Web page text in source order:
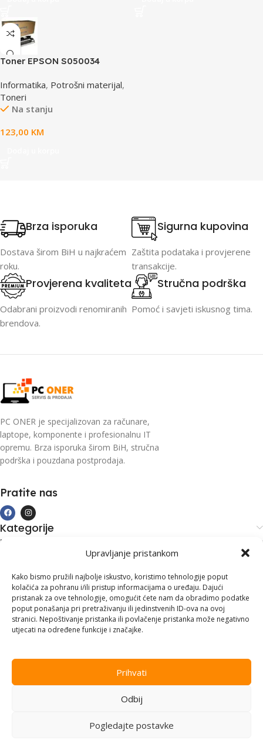
Upravljanje pristankom
Kako bismo pružili najbolje iskustvo, koristimo tehnologije poput
kolačića za pohranu i/ili pristup informacijama o uređaju. Dajući
pristanak za ove tehnologije, omogućit ćete nam da obradimo podatke
poput ponašanja pri pretraživanju ili jedinstvenih ID-ova na ovoj
stranici. Nepoštivanje pristanka ili povlačenje pristanka može negativno
utjecati na određene funkcije i značajke.
Prihvati
Odbij
Pogledajte postavke
Toner EPSON S050034
Informatika, Potrošni materijal,
Toneri
Na stanju
123,00 KM
Brza isporuka
Dostava širom BiH u najkraćem
roku.
Sigurna kupovina
Zaštita podataka i provjerene
transakcije.
Provjerena kvaliteta
Odabrani proizvodi renomiranih
brendova.
Stručna podrška
Pomoć i savjeti iskusnog tima.
PC ONER je specijalizovan za računare,
laptope, komponente i profesionalnu IT
opremu. Brza isporuka širom BiH, stručna
podrška i pouzdana postprodaja.
Pratite nas
Kategorije
Kupovina i podrška
Kontakt informacije
Branilaca Bosne, 75 300 Lukavac
+387 35 555 999
info@pconer.ba
Vision.